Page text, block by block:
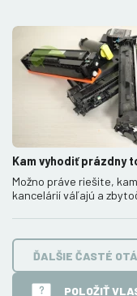
Kam vyhodiť prázdny
Možno práve riešite,
kancelárií váľajú a
ĎALŠIE ČASTÉ
POLOŽIŤ